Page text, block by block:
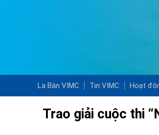
La Bàn VIMC Tin VIMC Hoạt
Trao giải cuộc thi